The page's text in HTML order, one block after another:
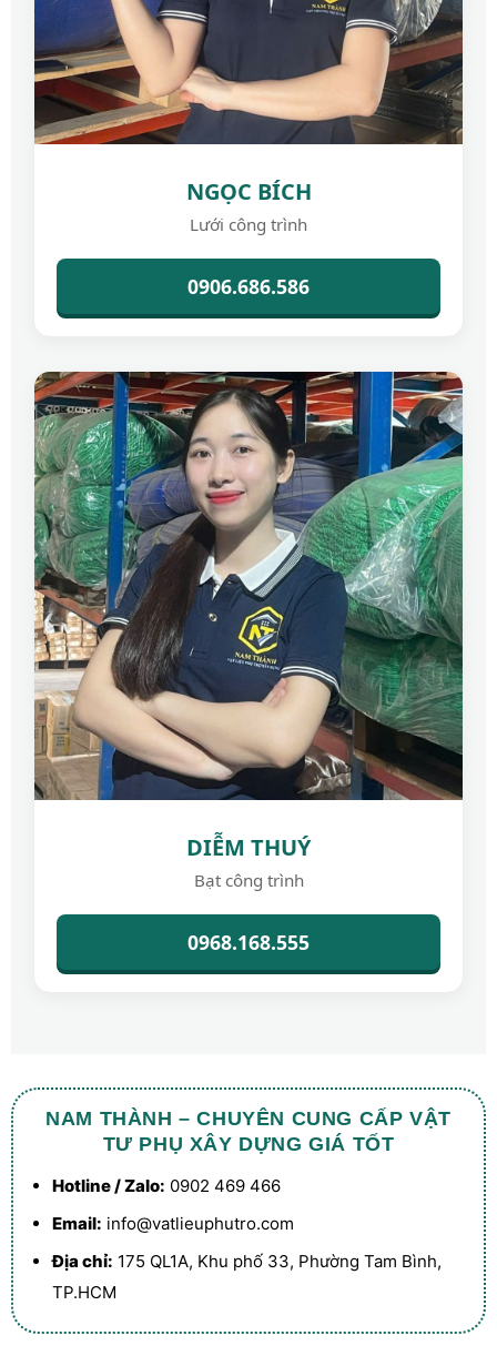
NGỌC BÍCH
Lưới công trình
0906.686.586
DIỄM THUÝ
Bạt công trình
0968.168.555
NAM THÀNH – CHUYÊN CUNG CẤP VẬT
TƯ PHỤ XÂY DỰNG GIÁ TỐT
Hotline / Zalo: 0902 469 466
Email: info@vatlieuphutro.com
Địa chỉ: 175 QL1A, Khu phố 33, Phường Tam Bình,
TP.HCM